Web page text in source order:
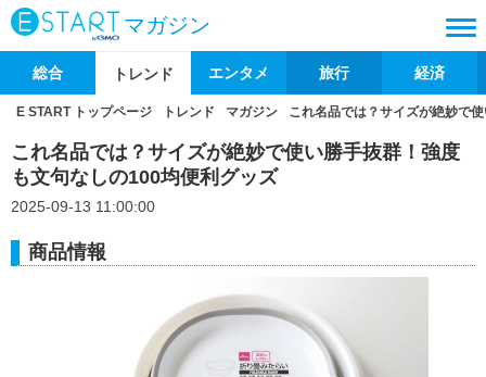
マガジン
総合 トレンド エンタメ 旅行 経済
E START トップページ トレンド マガジン これ名品では？サイズが絶妙で
これ名品では？サイズが絶妙で使い勝手抜群！強度
も文句なしの100均便利グッズ
2025-09-13 11:00:00
商品情報